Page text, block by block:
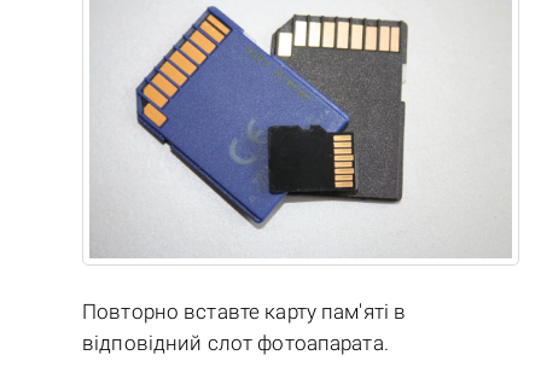
Повторно вставте карту пам'яті в
відповідний слот фотоапарата.